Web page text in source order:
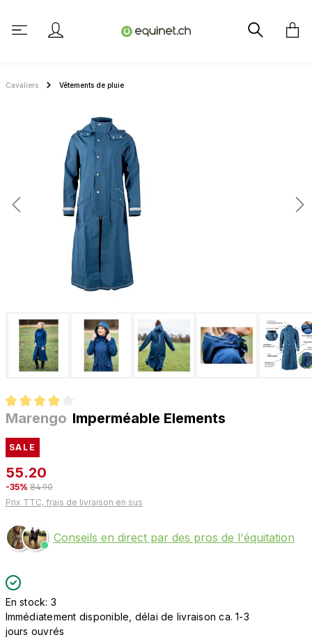
Cavaliers Vêtements de pluie
Ignorer la galerie d'images
Note moyenne de 3.9 sur 5 étoiles
Marengo Imperméable Elements
SALE
55.20
-35% 84.90
Prix TTC, frais de livraison en sus
Conseils en direct par des pros de l'équitation
En stock: 3
Immédiatement disponible, délai de livraison ca. 1-3
jours ouvrés